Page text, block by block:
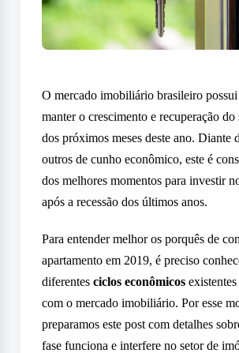
O mercado imobiliário brasileiro
manter o crescimento e recuperação
dos próximos meses deste ano. Diante
outros de cunho econômico, este é
dos melhores momentos para investir
após a recessão dos últimos anos.
Para entender melhor os porquês de
apartamento em 2019, é preciso
diferentes ciclos econômicos
com o mercado imobiliário. Por esse
preparamos este post com detalhes
fase funciona e interfere no setor de